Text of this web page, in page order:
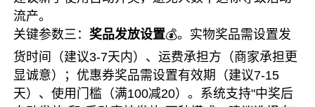
流产。
关键参数三：奖品发放设置💰。实物奖品需设置发
货时间（建议3-7天内）、运费承担方（商家承担更
显诚意）；优惠券奖品需设置有效期（建议7-15
天）、使用门槛（满100减20）。系统支持"中奖后